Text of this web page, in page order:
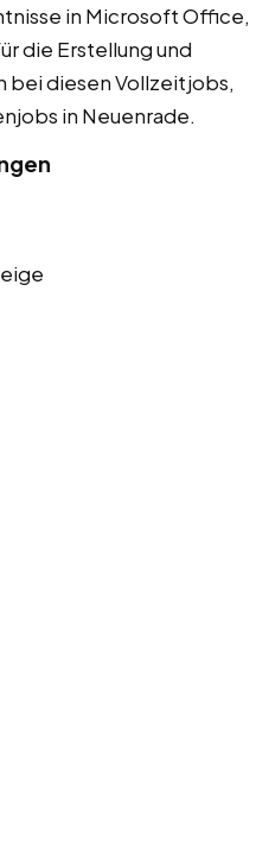
in Microsoft Office,
die Erstellung und
bei diesen Vollzeitjobs,
in Neuenrade.